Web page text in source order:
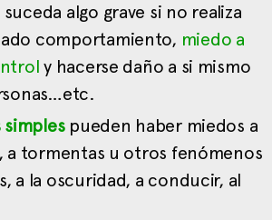
algo grave si no realiza
comportamiento, miedo a
y hacerse daño a si mismo
simplespueden haber miedos a
a tormentas u otros fenómenos
a la oscuridad, a conducir, al